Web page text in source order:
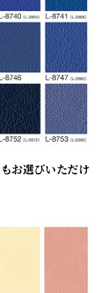
お選びいただけ